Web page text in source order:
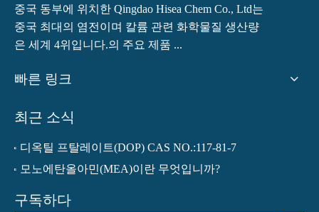
중국 동부에 위치한 Qingdao Hisea Chem Co., Ltd는
중국 최대의 염전이며 칼륨 관련 화학물질 생산량
은 세계 4위입니다.의 주요 제품 ...
빠른 링크
최근 소식
디옥틸 프탈레이트(DOP) CAS NO.:117-81-7
모노에탄올아민(MEA)이란 무엇입니까?
구독하다